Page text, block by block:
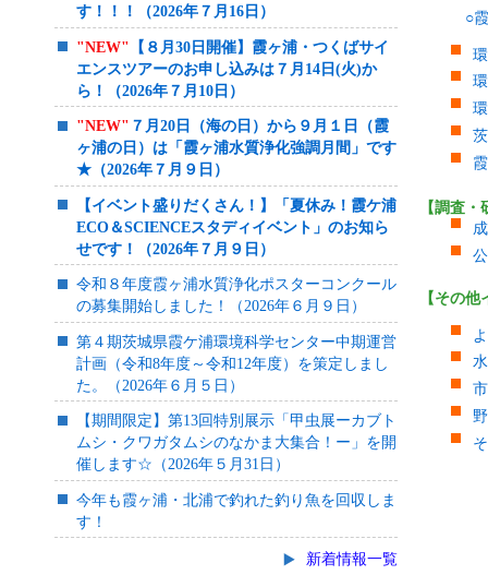
す！！！（2026年７月16日）
"NEW" 【８月30日開催】霞ヶ浦・つくばサイ
エンスツアーのお申し込みは７月14日(火)か
ら！（2026年７月10日）
"NEW" ７月20日（海の日）から９月１日（霞
ヶ浦の日）は「霞ヶ浦水質浄化強調月間」です
★（2026年７月９日）
【イベント盛りだくさん！】「夏休み！霞ケ浦
ECO＆SCIENCEスタディイベント」のお知ら
せです！（2026年７月９日）
令和８年度霞ヶ浦水質浄化ポスターコンクール
の募集開始しました！（2026年６月９日）
第４期茨城県霞ケ浦環境科学センター中期運営
計画（令和8年度～令和12年度）を策定しまし
た。（2026年６月５日）
【期間限定】第13回特別展示「甲虫展ーカブト
ムシ・クワガタムシのなかま大集合！ー」を開
催します☆（2026年５月31日）
今年も霞ヶ浦・北浦で釣れた釣り魚を回収しま
す！
新着情報一覧
○
【調査
【その